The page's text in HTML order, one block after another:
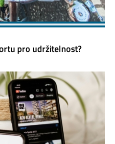
pro udržitelnost?